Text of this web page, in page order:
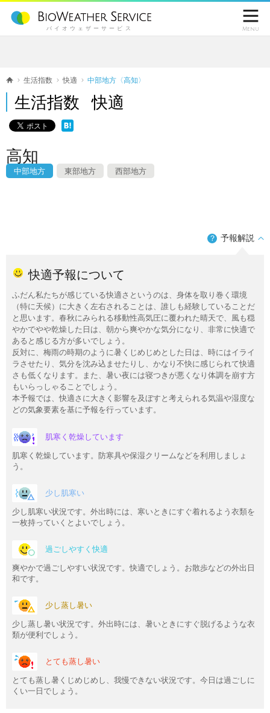
バイオウェザーサービス

Menu
生活指数 快適 中部地方〈高知〉
生活指数 快適
高知
中部地方 東部地方 西部地方
？ 予報解説
快適予報について
ふだん私たちが感じている快適さというのは、身体を取り巻く環境
（特に天候）に大きく左右されることは、誰しも経験していることだ
と思います。春秋にみられる移動性高気圧に覆われた晴天で、風も穏
やかでやや乾燥した日は、朝から爽やかな気分になり、非常に快適で
あると感じる方が多いでしょう。
反対に、梅雨の時期のように暑くじめじめとした日は、時にはイライ
ラさせたり、気分を沈み込ませたりし、かなり不快に感じられて快適
さも低くなります。また、暑い夜には寝つきが悪くなり体調を崩す方
もいらっしゃることでしょう。
本予報では、快適さに大きく影響を及ぼすと考えられる気温や湿度な
どの気象要素を基に予報を行っています。
肌寒く乾燥しています
肌寒く乾燥しています。防寒具や保湿クリームなどを利用しましょ
う。
少し肌寒い
少し肌寒い状況です。外出時には、寒いときにすぐ着れるよう衣類を
一枚持っていくとよいでしょう。
過ごしやすく快適
爽やかで過ごしやすい状況です。快適でしょう。お散歩などの外出日
和です。
少し蒸し暑い
少し蒸し暑い状況です。外出時には、暑いときにすぐ脱げるような衣
類が便利でしょう。
とても蒸し暑い
とても蒸し暑くじめじめし、我慢できない状況です。今日は過ごしに
くい一日でしょう。